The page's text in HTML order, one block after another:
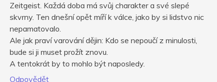
Zeitgeist. Každá doba má svůj charakter a své slepé
skvrny. Ten dnešní opět míří k válce, jako by si lidstvo nic
nepamatovalo.
Ale jak praví varování dějin: Kdo se nepoučí z minulosti,
bude si ji muset prožít znovu.
A tentokrát by to mohlo být naposledy.
Odpovědět